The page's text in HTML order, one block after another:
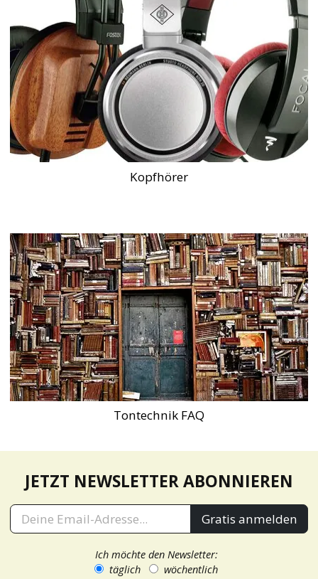
Kopfhörer
Tontechnik FAQ
JETZT NEWSLETTER ABONNIEREN
Gratis anmelden
Ich möchte den Newsletter:
täglich
wöchentlich